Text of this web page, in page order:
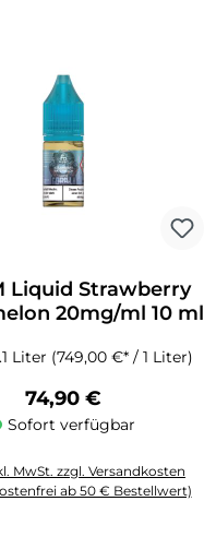
Liquid Strawberry
20mg/ml 10 ml
Liter (749,00 €* / 1 Liter)
Regulärer Preis:
74,90 €
Sofort verfügbar
MwSt. zzgl. Versandkosten
ab 50 € Bestellwert)